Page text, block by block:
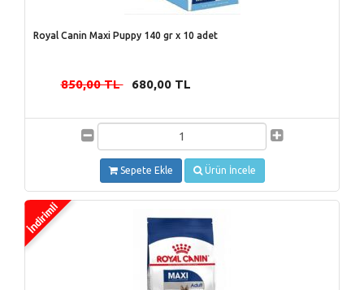
Royal Canin Maxi Puppy 140 gr x 10 adet
850,00 TL- 680,00 TL
Sepete Ekle Ürün İncele